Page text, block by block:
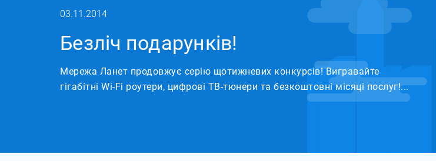
03.11.2014
Безліч подарунків!
Мережа Ланет продовжує серію щотижневих конкурсів! Вигравайте
гігабітні Wi-Fi роутери, цифрові ТВ-тюнери та безкоштовні місяці послуг!...